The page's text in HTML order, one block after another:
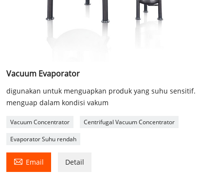
Vacuum Evaporator
digunakan untuk menguapkan produk yang suhu sensitif.
menguap dalam kondisi vakum
Vacuum Concentrator Centrifugal Vacuum Concentrator
Evaporator Suhu rendah
 Email Detail